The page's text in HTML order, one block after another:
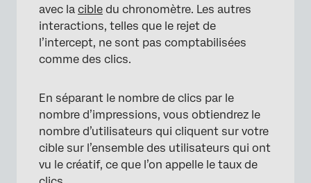
avec la cible du chronomètre. Les autres
interactions, telles que le rejet de
l’intercept, ne sont pas comptabilisées
comme des clics.
En séparant le nombre de clics par le
nombre d’impressions, vous obtiendrez le
nombre d’utilisateurs qui cliquent sur votre
cible sur l’ensemble des utilisateurs qui ont
vu le créatif, ce que l’on appelle le taux de